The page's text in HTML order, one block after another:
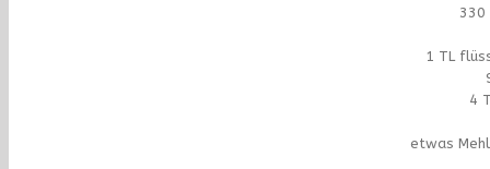
330
1 TL
4
etwas